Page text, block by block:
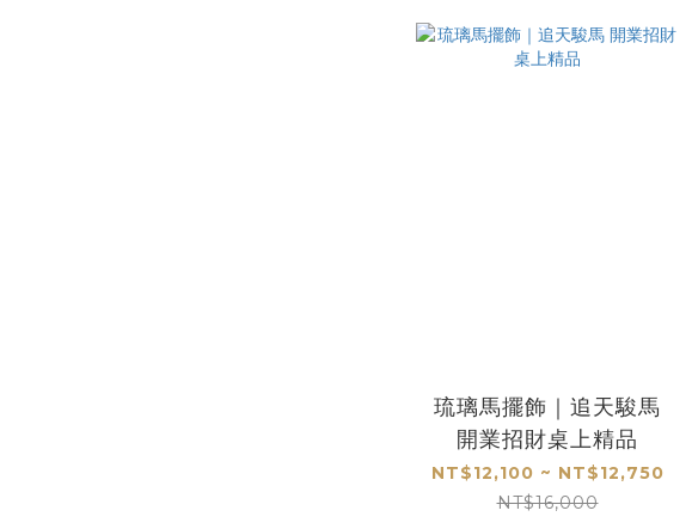
琉璃馬擺飾｜追天駿馬
開業招財桌上精品
NT$12,100 ~ NT$12,750
NT$16,000